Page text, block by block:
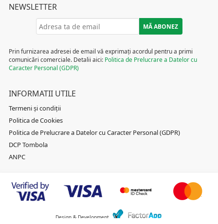
NEWSLETTER
Prin furnizarea adresei de email vă exprimați acordul pentru a primi
comunicări comerciale. Detalii aici: Politica de Prelucrare a Datelor cu
Caracter Personal (GDPR)
INFORMATII UTILE
Termeni și condiții
Politica de Cookies
Politica de Prelucrare a Datelor cu Caracter Personal (GDPR)
DCP Tombola
ANPC
Design & Development